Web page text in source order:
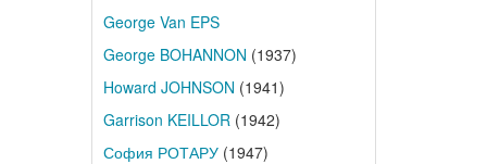
George Van EPS
George BOHANNON (1937)
Howard JOHNSON (1941)
Garrison KEILLOR(1942)
София РОТАРУ(1947)